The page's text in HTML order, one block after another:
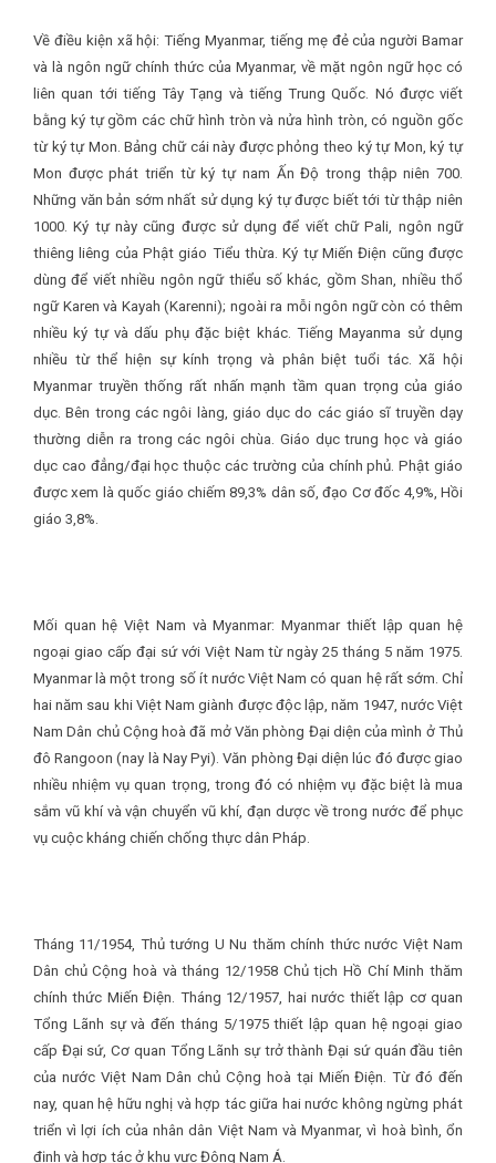
Về điều kiện xã hội:Tiếng Myanmar, tiếng mẹ đẻ của người Bamar
và là ngôn ngữ chính thức của Myanmar, về mặt ngôn ngữ học có
liên quan tới tiếng Tây Tạng và tiếng Trung Quốc. Nó được viết
bằng ký tự gồm các chữ hình tròn và nửa hình tròn, có nguồn gốc
từ ký tự Mon. Bảng chữ cái này được phỏng theo ký tự Mon, ký tự
Mon được phát triển từ ký tự nam Ấn Độ trong thập niên 700.
Những văn bản sớm nhất sử dụng ký tự được biết tới từ thập niên
1000. Ký tự này cũng được sử dụng để viết chữ Pali, ngôn ngữ
thiêng liêng của Phật giáo Tiểu thừa. Ký tự Miến Điện cũng được
dùng để viết nhiều ngôn ngữ thiểu số khác, gồm Shan, nhiều thổ
ngữ Karen và Kayah (Karenni); ngoài ra mỗi ngôn ngữ còn có thêm
nhiều ký tự và dấu phụ đặc biệt khác. Tiếng Mayanma sử dụng
nhiều từ thể hiện sự kính trọng và phân biệt tuổi tác. Xã hội
Myanmar truyền thống rất nhấn mạnh tầm quan trọng của giáo
dục. Bên trong các ngôi làng, giáo dục do các giáo sĩ truyền dạy
thường diễn ra trong các ngôi chùa. Giáo dục trung học và giáo
dục cao đẳng/đại học thuộc các trường của chính phủ. Phật giáo
được xem là quốc giáo chiếm 89,3% dân số, đạo Cơ đốc 4,9%, Hồi
giáo 3,8%.
Mối quan hệ Việt Nam và Myanmar: Myanmar thiết lập quan hệ
ngoại giao cấp đại sứ với Việt Nam từ ngày 25 tháng 5 năm 1975.
Myanmar là một trong số ít nước Việt Nam có quan hệ rất sớm. Chỉ
hai năm sau khi Việt Nam giành được độc lập, năm 1947, nước Việt
Nam Dân chủ Cộng hoà đã mở Văn phòng Đại diện của mình ở Thủ
đô Rangoon (nay là Nay Pyi). Văn phòng Đại diện lúc đó được giao
nhiều nhiệm vụ quan trọng, trong đó có nhiệm vụ đặc biệt là mua
sắm vũ khí và vận chuyển vũ khí, đạn dược về trong nước để phục
vụ cuộc kháng chiến chống thực dân Pháp.
Tháng 11/1954, Thủ tướng U Nu thăm chính thức nước Việt Nam
Dân chủ Cộng hoà và tháng 12/1958 Chủ tịch Hồ Chí Minh thăm
chính thức Miến Điện. Tháng 12/1957, hai nước thiết lập cơ quan
Tổng Lãnh sự và đến tháng 5/1975 thiết lập quan hệ ngoại giao
cấp Đại sứ, Cơ quan Tổng Lãnh sự trở thành Đại sứ quán đầu tiên
của nước Việt Nam Dân chủ Cộng hoà tại Miến Điện. Từ đó đến
nay, quan hệ hữu nghị và hợp tác giữa hai nước không ngừng phát
triển vì lợi ích của nhân dân Việt Nam và Myanmar, vì hoà bình, ổn
định và hợp tác ở khu vực Đông Nam Á.